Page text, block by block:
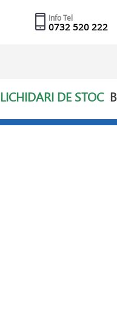
Info Tel
0732 520 222
LICHIDARI DE STOC